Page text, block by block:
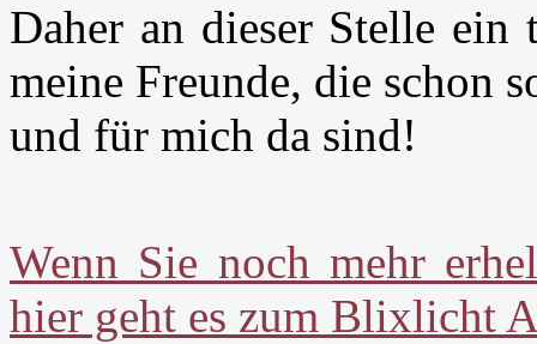
Daher an dieser Stelle ein
meine Freunde, die schon
und für mich da sind!
Wenn Sie noch mehr
hier geht es zum Blixlicht